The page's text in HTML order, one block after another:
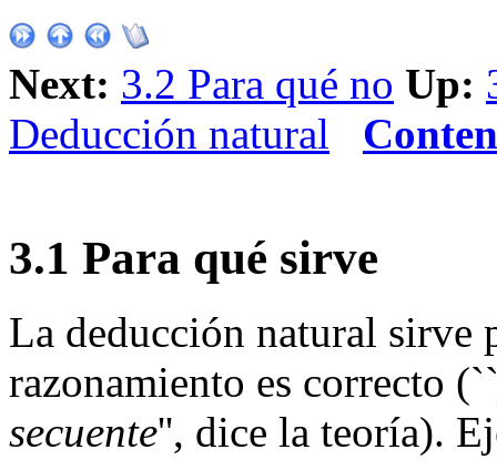
Next: 3.2 Para qué no Up:
Deducción natural
3.1 Para qué sirve
La deducción natural sirve
razonamiento es correcto
secuente'', dice la teoría).